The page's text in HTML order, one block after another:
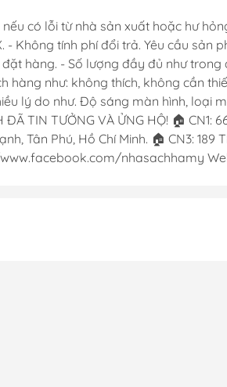
có lỗi từ nhà sản xuất hoặc hư
Không tính phí đổi trả. Yêu cầu sản
hàng. - Số lượng đầy đủ như
như: không thích, không cần
lý do như. Độ sáng màn hình, loại
ĐÃ TIN TƯỞNG VÀ ỬNG HỘ! 🏠
Tân Phú, Hồ Chí Minh. 🏠 CN3: 189
www.facebook.com/nhasachhamy